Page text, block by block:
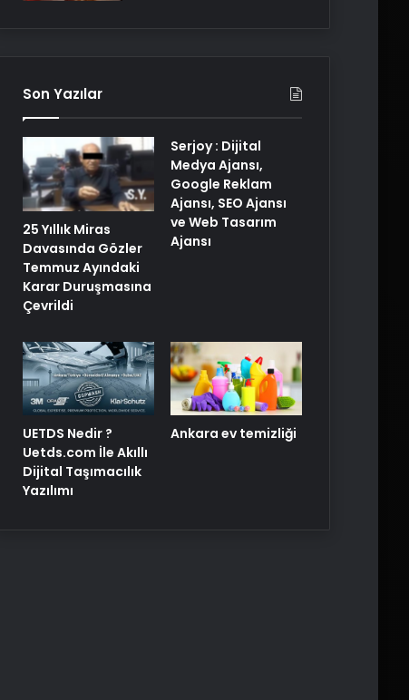
Son Yazılar
25 Yıllık Miras
Davasında Gözler
Temmuz Ayındaki
Karar Duruşmasına
Çevrildi
Serjoy : Dijital
Medya Ajansı,
Google Reklam
Ajansı, SEO Ajansı
ve Web Tasarım
Ajansı
UETDS Nedir ?
Uetds.com İle Akıllı
Dijital Taşımacılık
Yazılımı
Ankara ev temizliği